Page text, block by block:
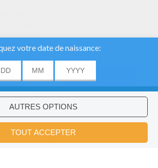
donner à
la
sur
notre site
installer l'application
Hellokids?
OK
×